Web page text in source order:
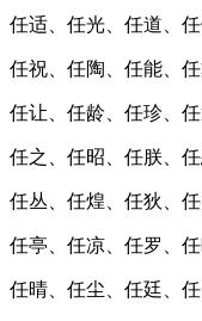
任适、任光、任道、
任祝、任陶、任能、
任让、任龄、任珍、
任之、任昭、任朕、
任丛、任煌、任狄、
任亭、任凉、任罗、
任晴、任尘、任廷、